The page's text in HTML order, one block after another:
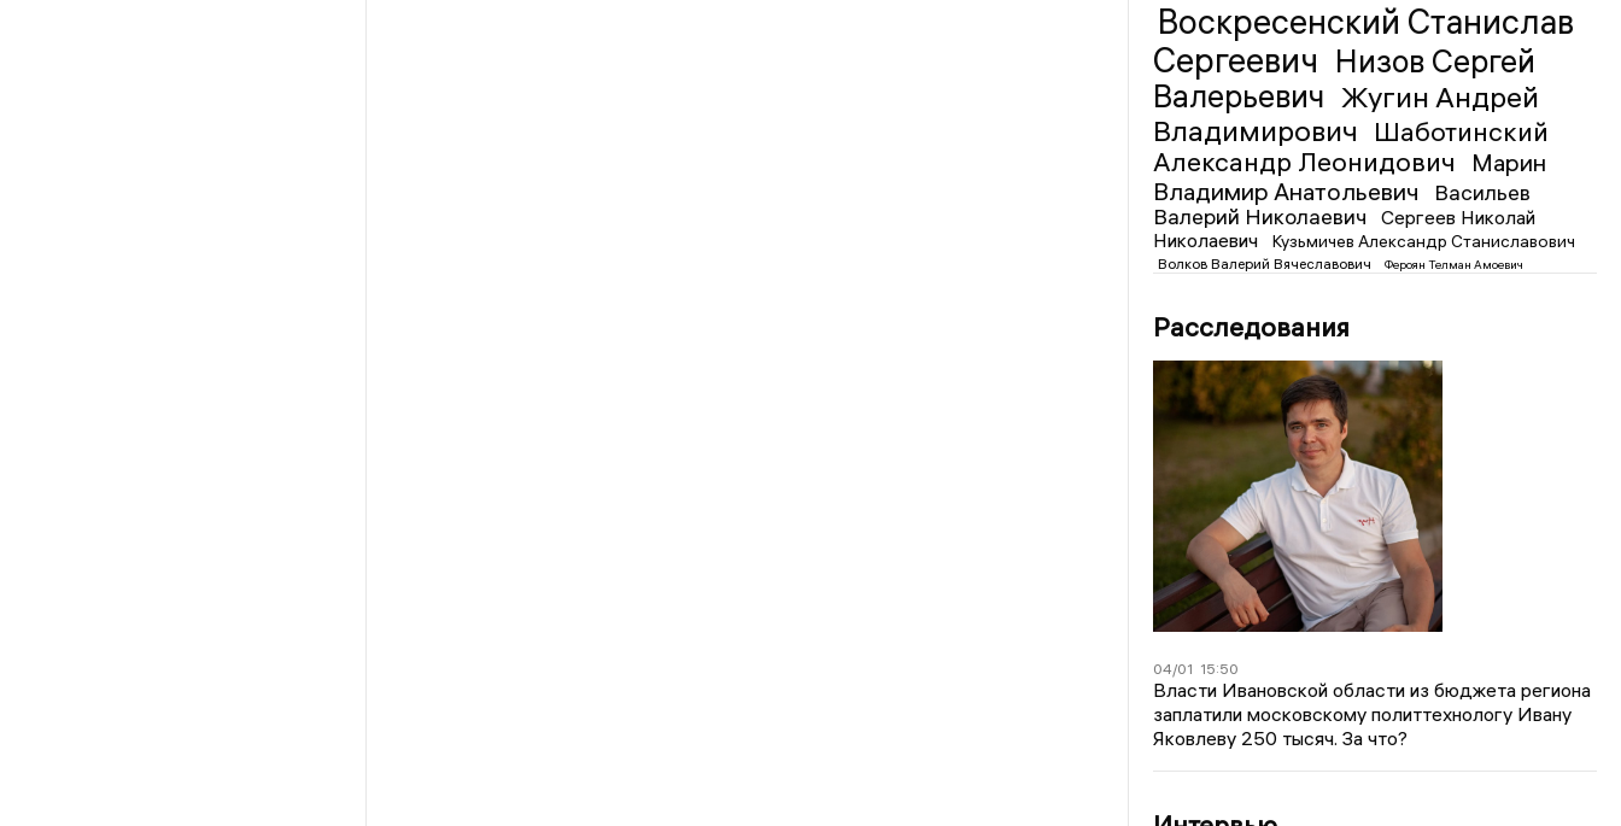
Воскресенский Станислав
Сергеевич Низов Сергей
Валерьевич Жугин Андрей
Владимирович
Шаботинский
Александр Леонидович
Марин
Владимир Анатольевич
Васильев
Валерий Николаевич
Сергеев Николай
Николаевич
Кузьмичев Александр Станиславович
Волков Валерий Вячеславович Фероян Телман Амоевич
Расследования
04/01 15:50
Власти Ивановской области из бюджета региона
заплатили московскому политтехнологу Ивану
Яковлеву 250 тысяч. За что?